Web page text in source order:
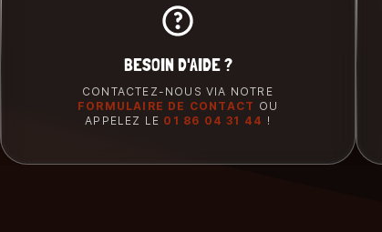
BESOIN D'AIDE ?
CONTACTEZ-NOUS VIA NOTRE
FORMULAIRE DE CONTACT OU
APPELEZ LE 01 86 04 31 44 !